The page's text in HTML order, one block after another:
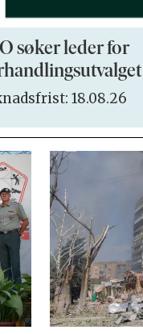
søker leder for
18.08.26